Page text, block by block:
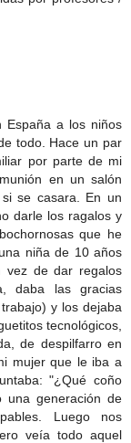
España a los niños
todo. Hace un par
por parte de mi
en un salón
se casara. En un
darle los ragalos y
que he
niña de 10 años
vez de dar regalos
daba las gracias
y los dejaba
tecnológicos,
de despilfarro en
mujer que le iba a
"¿Qué coño
una generación de
Luego nos
veía todo aquel